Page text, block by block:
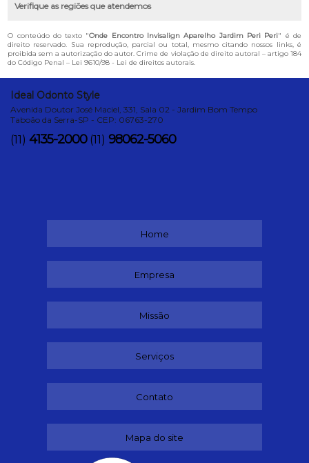
Verifique as regiões que atendemos
O conteúdo do texto "Onde Encontro Invisalign Aparelho Jardim Peri Peri" é de
direito reservado. Sua reprodução, parcial ou total, mesmo citando nossos links, é
proibida sem a autorização do autor. Crime de violação de direito autoral – artigo 184
do Código Penal – Lei 9610/98 - Lei de direitos autorais.
Ideal Odonto Style
Avenida Doutor José Maciel, 331, Sala 02 - Jardim Bom Tempo
Taboão da Serra-SP - CEP: 06763-270
(11) 4135-2000 (11) 98062-5060
Home
Empresa
Missão
Serviços
Contato
Mapa do site